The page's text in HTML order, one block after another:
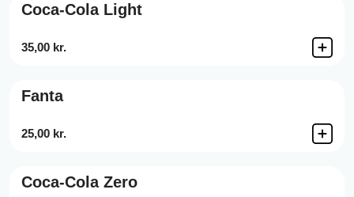
Coca-Cola Light
35,00 kr.
Fanta
25,00 kr.
Coca-Cola Zero